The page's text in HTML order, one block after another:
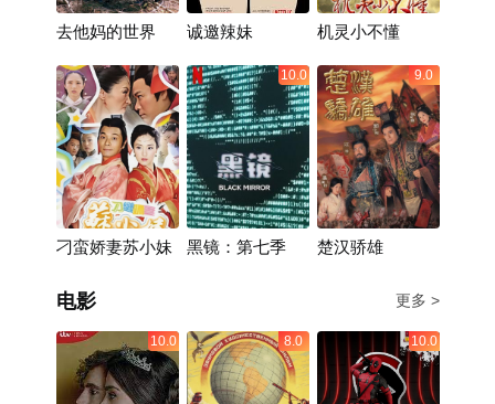
去他妈的世界 诚邀辣妹 机灵小不懂
刁蛮娇妻苏小妹
10.0
黑镜：第七季
9.0
楚汉骄雄
电影 更多 >
10.0 8.0 10.0